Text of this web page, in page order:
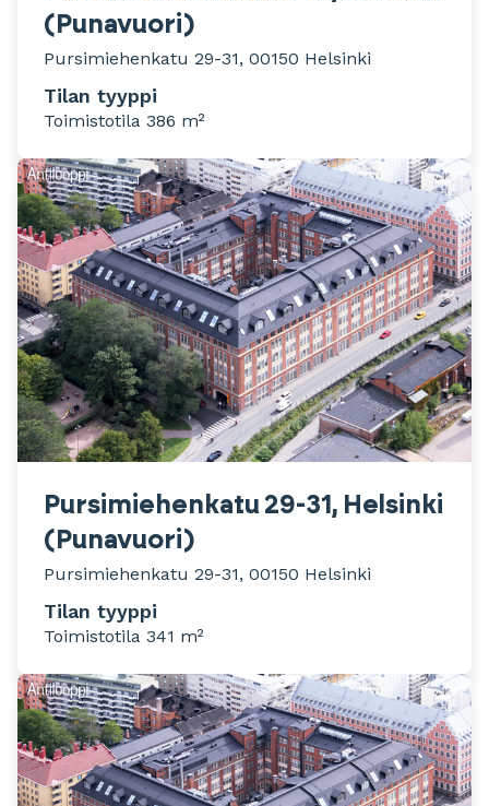
(Punavuori)
Pursimiehenkatu 29-31, 00150 Helsinki
Tilan tyyppi
Toimistotila 386 m²
Pursimiehenkatu 29-31, Helsinki
(Punavuori)
Pursimiehenkatu 29-31, 00150 Helsinki
Tilan tyyppi
Toimistotila 341 m²